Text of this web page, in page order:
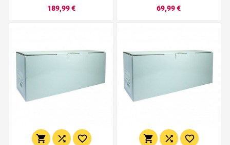
189,99 €
69,99 €
     